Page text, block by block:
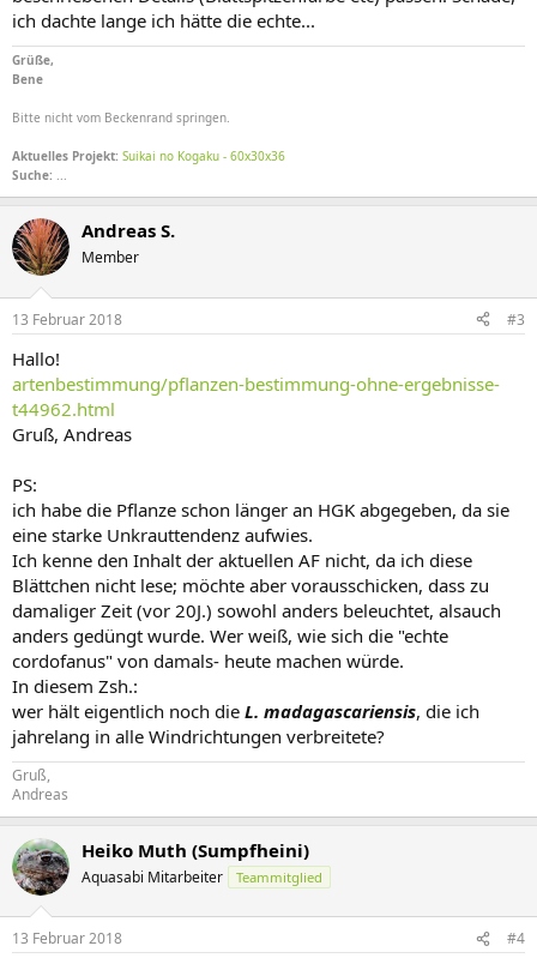
ich dachte lange ich hätte die echte...
Grüße,
Bene
Bitte nicht vom Beckenrand springen.
Aktuelles Projekt: Suikai no Kogaku - 60x30x36
Suche: ...
Andreas S.
Member
13 Februar 2018 #3
Hallo!
artenbestimmung/pflanzen-bestimmung-ohne-ergebnisse-
t44962.html
Gruß, Andreas
PS:
ich habe die Pflanze schon länger an HGK abgegeben, da sie
eine starke Unkrauttendenz aufwies.
Ich kenne den Inhalt der aktuellen AF nicht, da ich diese
Blättchen nicht lese; möchte aber vorausschicken, dass zu
damaliger Zeit (vor 20J.) sowohl anders beleuchtet, alsauch
anders gedüngt wurde. Wer weiß, wie sich die "echte
cordofanus" von damals- heute machen würde.
In diesem Zsh.:
wer hält eigentlich noch die L. madagascariensis, die ich
jahrelang in alle Windrichtungen verbreitete?
Gruß,
Andreas
Heiko Muth (Sumpfheini)
Aquasabi Mitarbeiter Teammitglied
13 Februar 2018 #4